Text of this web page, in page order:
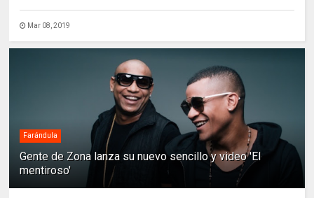
Mar 08, 2019
Farándula
Gente de Zona lanza su nuevo sencillo y video 'El
mentiroso'